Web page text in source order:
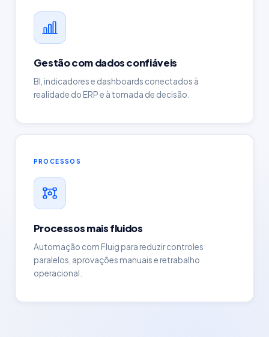
Gestão com dados confiáveis
BI, indicadores e dashboards conectados à
realidade do ERP e à tomada de decisão.
PROCESSOS
Processos mais fluidos
Automação com Fluig para reduzir controles
paralelos, aprovações manuais e retrabalho
operacional.